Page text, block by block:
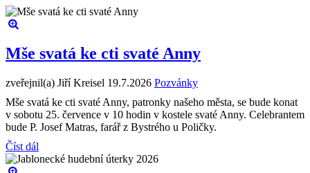
Mše svatá ke cti svaté Anny
zveřejnil(a) Jiří Kreisel 19.7.2026 Pozvánky
Mše svatá ke cti svaté Anny, patronky našeho města, se bude konat
v sobotu 25. července v 10 hodin v kostele svaté Anny. Celebrantem
bude P. Josef Matras, farář z Bystrého u Poličky.
Číst dál